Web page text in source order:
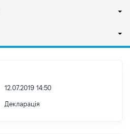
12.07.2019 14:50
Декларація